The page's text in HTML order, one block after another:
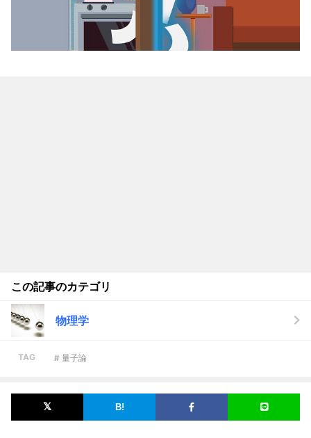
この記事のカテゴリ
物理学
TAG # 量子論